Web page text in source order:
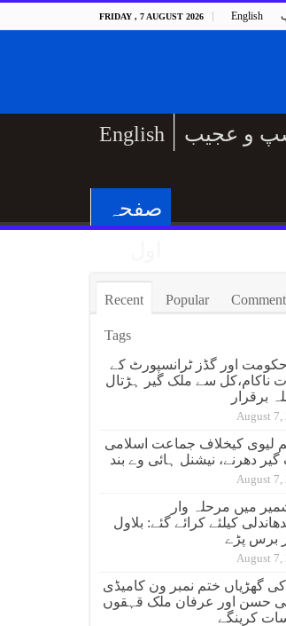
FRIDAY , 7 AUGUST 2026 English
English و عجیب
صفحہ
Recent Popular
Tags
اور گڈز ٹرانسپورٹ کے
ناکام،کل سے ملک گیر ہڑتال
برقرار
August 7,
لیوی کیخلاف جماعت اسلامی
دھرنے، نیشنل ہائی وے بند
August 7,
میں مرحلہ وار
کیلئے کرائے گئے: بلاول
برس پڑے
August 7,
کی گھڑیاں ختم نمبر ون کامیڈی
حسن اور عرفان ملک قہقوں
کرینگے